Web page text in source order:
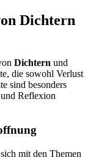
Dichtern
Dichtern und
die sowohl Verlust
sind besonders
Reflexion
mit den Themen